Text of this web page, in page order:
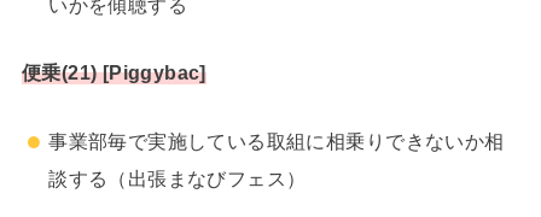
いかを傾聴する
便乗(21) [Piggybac]
事業部毎で実施している取組に相乗りできないか相
談する（出張まなびフェス）